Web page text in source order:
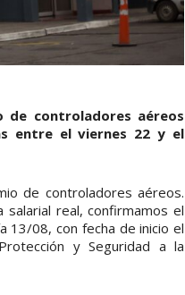
de controladores aéreos
entre el viernes 22 y el
de controladores aéreos.
salarial real, confirmamos el
13/08, con fecha de inicio el
y Seguridad a la